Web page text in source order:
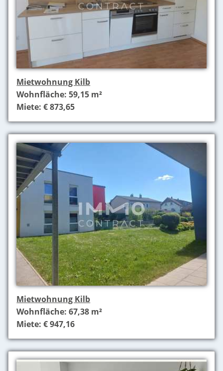
Mietwohnung Kilb
Wohnfläche: 59,15 m²
Miete: € 873,65
Mietwohnung Kilb
Wohnfläche: 67,38 m²
Miete: € 947,16